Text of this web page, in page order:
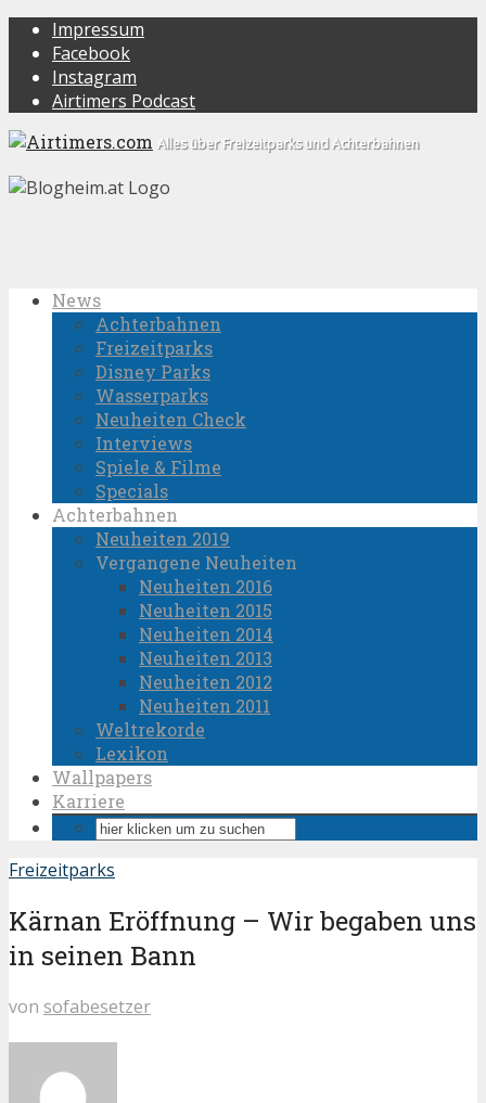
Impressum
Facebook
Instagram
Airtimers Podcast
Alles über Freizeitparks und Achterbahnen
News
Achterbahnen
Freizeitparks
Disney Parks
Wasserparks
Neuheiten Check
Interviews
Spiele & Filme
Specials
Achterbahnen
Neuheiten 2019
Vergangene Neuheiten
Neuheiten 2016
Neuheiten 2015
Neuheiten 2014
Neuheiten 2013
Neuheiten 2012
Neuheiten 2011
Weltrekorde
Lexikon
Wallpapers
Karriere
Freizeitparks
Kärnan Eröffnung – Wir begaben uns
in seinen Bann
von sofabesetzer